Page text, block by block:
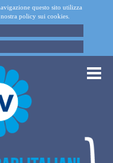
questo sito utilizza
policy sui cookies.